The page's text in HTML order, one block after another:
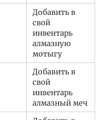
Добавить в
свой
инвентарь
алмазную
мотыгу
Добавить в
свой
инвентарь
алмазный меч